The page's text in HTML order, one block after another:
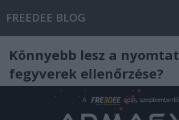
FREEDEE BLOG
Könnyebb lesz a
fegyverek ellenőrzése?